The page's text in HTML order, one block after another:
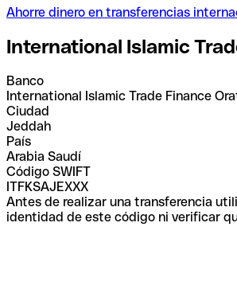
Ahorre dinero en transferencias
International Islamic
Banco
International Islamic Trade Finance
Ciudad
Jeddah
País
Arabia Saudí
Código SWIFT
ITFKSAJEXXX
Antes de realizar una transferencia
identidad de este código ni verificar